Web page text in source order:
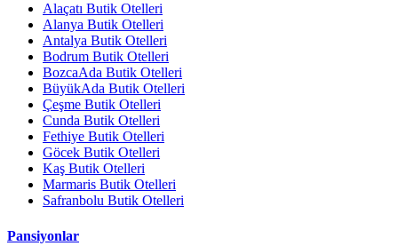
Alaçatı Butik Otelleri
Alanya Butik Otelleri
Antalya Butik Otelleri
Bodrum Butik Otelleri
BozcaAda Butik Otelleri
BüyükAda Butik Otelleri
Çeşme Butik Otelleri
Cunda Butik Otelleri
Fethiye Butik Otelleri
Göcek Butik Otelleri
Kaş Butik Otelleri
Marmaris Butik Otelleri
Safranbolu Butik Otelleri
Pansiyonlar